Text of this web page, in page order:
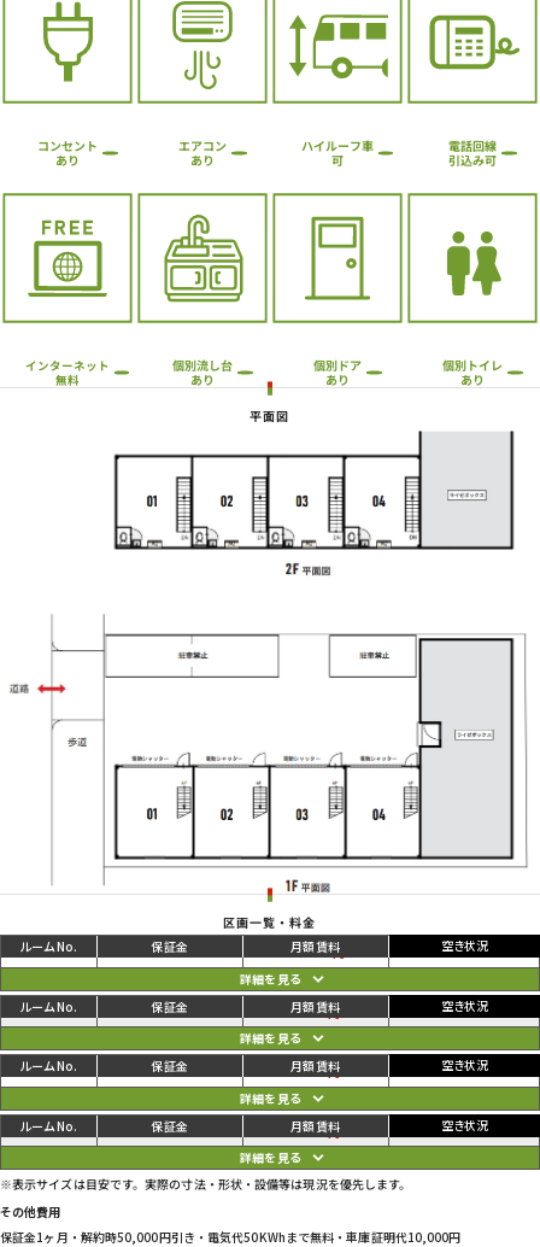
コンセント
あり
エアコン
あり
ハイルーフ車
可
電話回線
引込み可
インターネット
無料
個別流し台
あり
個別ドア
あり
個別トイレ
あり
平面図
区画一覧・料金
01 102,300円 102,300円 ご利用中
02 97,900円 97,900円 ご利用中
03 97,900円 97,900円 ご利用中
04 97,900円 97,900円 ご利用中
※表示サイズは目安です。実際の寸法・形状・設備等は現況を優先します。
その他費用
保証金1ヶ月・解約時50,000円引き・電気代50KWhまで無料・車庫証明代10,000円